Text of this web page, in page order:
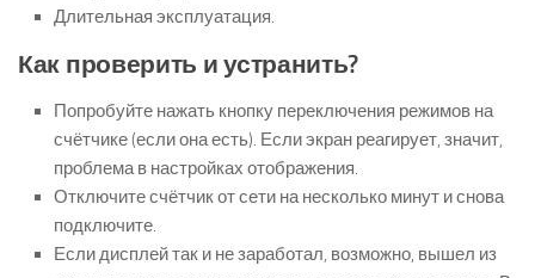
Длительная эксплуатация.
Как проверить и устранить?
Попробуйте нажать кнопку переключения режимов на
счётчике (если она есть). Если экран реагирует, значит,
проблема в настройках отображения.
Отключите счётчик от сети на несколько минут и снова
подключите.
Если дисплей так и не заработал, возможно, вышел из